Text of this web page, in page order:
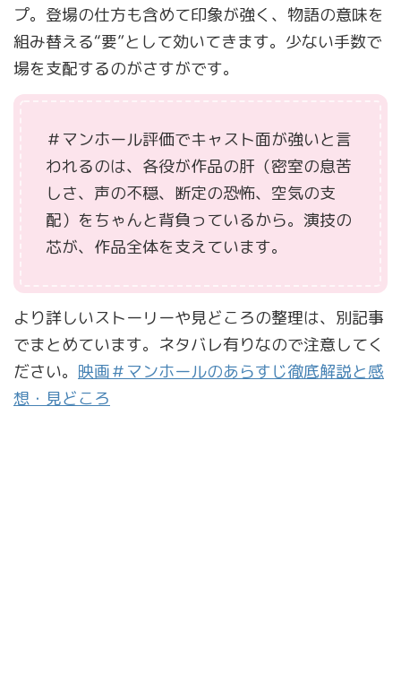
プ。登場の仕方も含めて印象が強く、物語の意味を
組み替える“要”として効いてきます。少ない手数で
場を支配するのがさすがです。
＃マンホール評価でキャスト面が強いと言
われるのは、各役が作品の肝（密室の息苦
しさ、声の不穏、断定の恐怖、空気の支
配）をちゃんと背負っているから。演技の
芯が、作品全体を支えています。
より詳しいストーリーや見どころの整理は、別記事
でまとめています。ネタバレ有りなので注意してく
ださい。 映画＃マンホールのあらすじ徹底解説と感
想・見どころ